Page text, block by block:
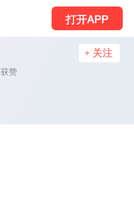
打开APP
获赞
+ 关注